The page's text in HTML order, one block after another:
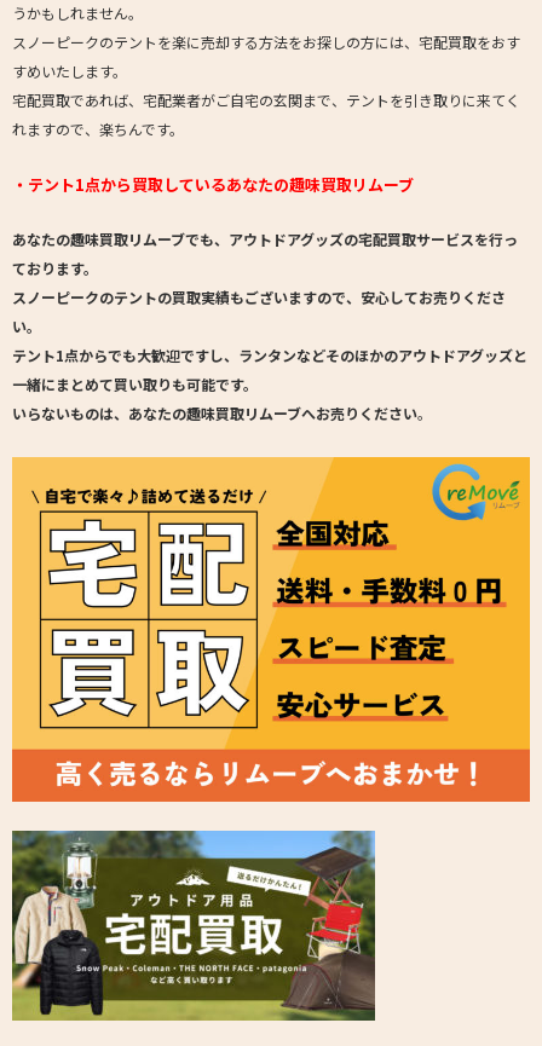
うかもしれません。
スノーピークのテントを楽に売却する方法をお探しの方には、宅配買取をおす
すめいたします。
宅配買取であれば、宅配業者がご自宅の玄関まで、テントを引き取りに来てく
れますので、楽ちんです。
・テント1点から買取しているあなたの趣味買取リムーブ
あなたの趣味買取リムーブでも、アウトドアグッズの宅配買取サービスを行っ
ております。
スノーピークのテントの買取実績もございますので、安心してお売りくださ
い。
テント1点からでも大歓迎ですし、ランタンなどそのほかのアウトドアグッズと
一緒にまとめて買い取りも可能です。
いらないものは、あなたの趣味買取リムーブへお売りください。